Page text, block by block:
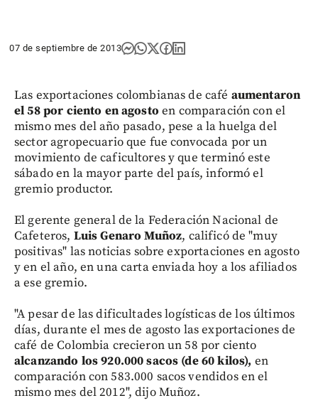
07 de septiembre de 2013
Las exportaciones colombianas de café aumentaron
el 58 por ciento en agosto en comparación con el
mismo mes del año pasado, pese a la huelga del
sector agropecuario que fue convocada por un
movimiento de caficultores y que terminó este
sábado en la mayor parte del país, informó el
gremio productor.
El gerente general de la Federación Nacional de
Cafeteros, Luis Genaro Muñoz, calificó de "muy
positivas" las noticias sobre exportaciones en agosto
y en el año, en una carta enviada hoy a los afiliados
a ese gremio.
"A pesar de las dificultades logísticas de los últimos
días, durante el mes de agosto las exportaciones de
café de Colombia crecieron un 58 por ciento
alcanzando los 920.000 sacos (de 60 kilos), en
comparación con 583.000 sacos vendidos en el
mismo mes del 2012", dijo Muñoz.